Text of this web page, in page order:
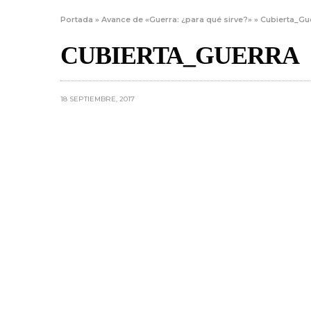
Portada »Avance de «Guerra: ¿para qué sirve?» »
CUBIERTA_GUERRA
18 SEPTIEMBRE, 2017